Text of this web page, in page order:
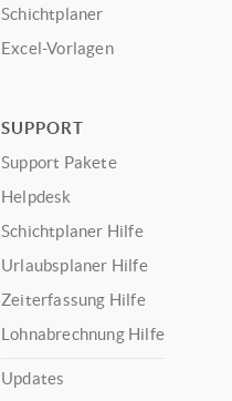
Schichtplaner
Excel-Vorlagen
SUPPORT
Support Pakete
Helpdesk
Schichtplaner Hilfe
Urlaubsplaner Hilfe
Zeiterfassung Hilfe
Lohnabrechnung Hilfe
Updates